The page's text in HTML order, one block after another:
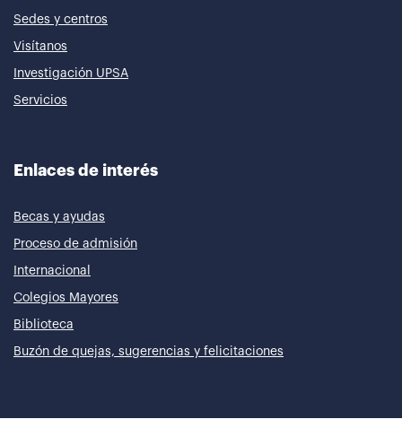
Sedes y centros
Visítanos
Investigación UPSA
Servicios
Enlaces de interés
Becas y ayudas
Proceso de admisión
Internacional
Colegios Mayores
Biblioteca
Buzón de quejas, sugerencias y felicitaciones